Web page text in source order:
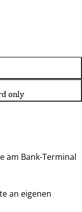
only
am Bank-Terminal
an eigenen